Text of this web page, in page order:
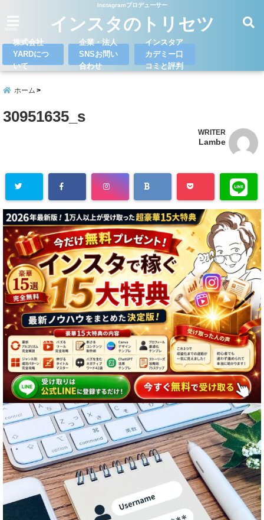
Instagramプロデューサー
インスタのトリセツ
株式会社
YARDにつ
いて
企業・法人
SNSお問い
合わせ
インスタア
カデミー口
コミと評判
ホーム
30951635_s
WRITER
Lambe